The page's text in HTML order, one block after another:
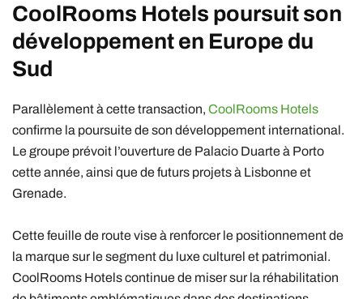
CoolRooms Hotels poursuit son
développement en Europe du
Sud
Parallèlement à cette transaction, CoolRooms Hotels
confirme la poursuite de son développement international.
Le groupe prévoit l’ouverture de Palacio Duarte à Porto
cette année, ainsi que de futurs projets à Lisbonne et
Grenade.
Cette feuille de route vise à renforcer le positionnement de
la marque sur le segment du luxe culturel et patrimonial.
CoolRooms Hotels continue de miser sur la réhabilitation